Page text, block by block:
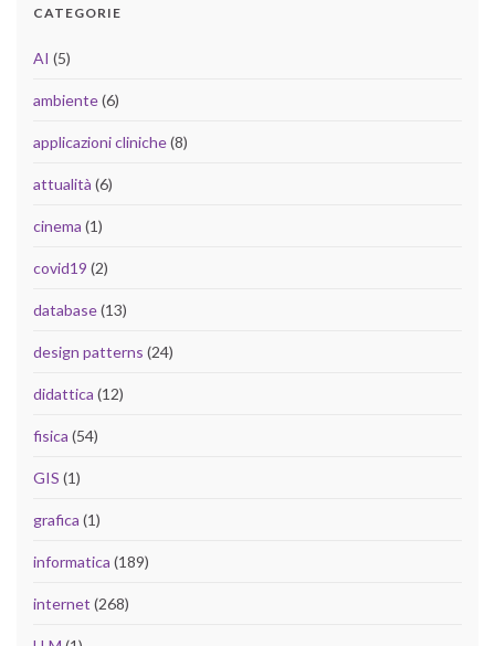
CATEGORIE
AI (5)
ambiente(6)
applicazioni cliniche(8)
attualità (6)
cinema (1)
covid19 (2)
database(13)
design patterns (24)
didattica (12)
fisica (54)
GIS (1)
grafica (1)
informatica (189)
internet (268)